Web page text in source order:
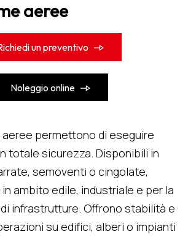
aeree
un preventivo
Noleggio online
permettono di eseguire
totale sicurezza. Disponibili in
semoventi o cingolate,
ambito edile, industriale e per la
infrastrutture. Offrono stabilità e
su edifici, alberi o impianti